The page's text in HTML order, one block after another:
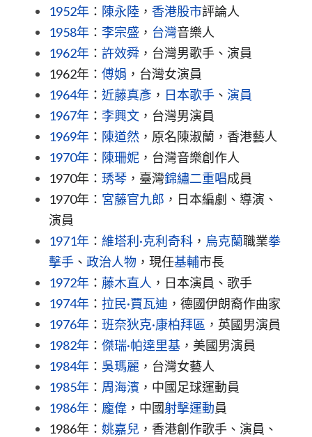
1952年 ： 陳永陸 ， 香港股市評論人
1958年 ： 李宗盛 ， 台灣音樂人
1962年 ： 許效舜 ，台灣男歌手、演員
1962年： 傅娟 ，台灣女演員
1964年 ： 近藤真彥 ， 日本歌手 、 演員
1967年 ： 李興文 ，台灣男演員
1969年 ： 陳道然 ，原名陳淑蘭，香港藝人
1970年 ： 陳珊妮 ，台灣音樂創作人
1970年： 琇琴 ，臺灣錦繡二重唱成員
1970年： 宮藤官九郎 ，日本編劇、導演、
演員
1971年 ： 維塔利·克利奇科 ， 烏克蘭職業拳
擊手 、 政治人物 ，現任基輔市長
1972年 ： 藤木直人 ，日本演員、歌手
1974年 ： 拉民·賈瓦迪 ，德國伊朗裔作曲家
1976年 ： 班奈狄克·康柏拜區 ，英國男演員
1982年 ： 傑瑞·帕達里基 ，美國男演員
1984年 ： 吳瑪麗 ，台灣女藝人
1985年 ： 周海濱 ，中國足球運動員
1986年 ： 龐偉 ，中國射擊運動員
1986年： 姚嘉兒 ，香港創作歌手、演員、